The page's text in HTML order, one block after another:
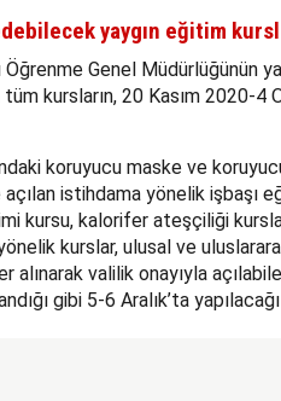
yaygın eğitim
Genel Müdürlüğünün
kursların, 20 Kasım 2020-4
koruyucu maske ve
istihdama yönelik işbaşı
kursu, kalorifer ateşçiliği
kurslar, ulusal ve
alınarak valilik onayıyla
gibi 5-6 Aralık’ta